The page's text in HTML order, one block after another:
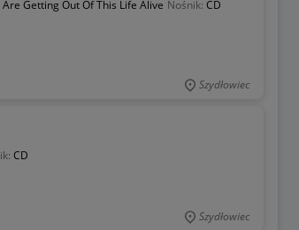
Getting Out Of This Life Alive Nośnik: CD
Szydłowiec
CD
Szydłowiec